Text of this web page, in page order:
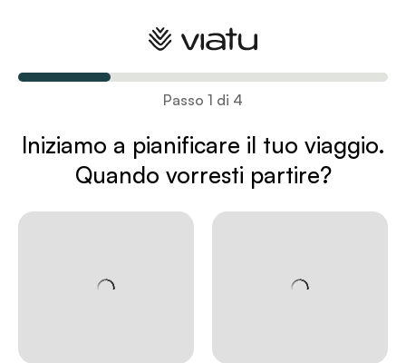
Passo 1 di 4
Iniziamo a pianificare il tuo viaggio.
Quando vorresti partire?